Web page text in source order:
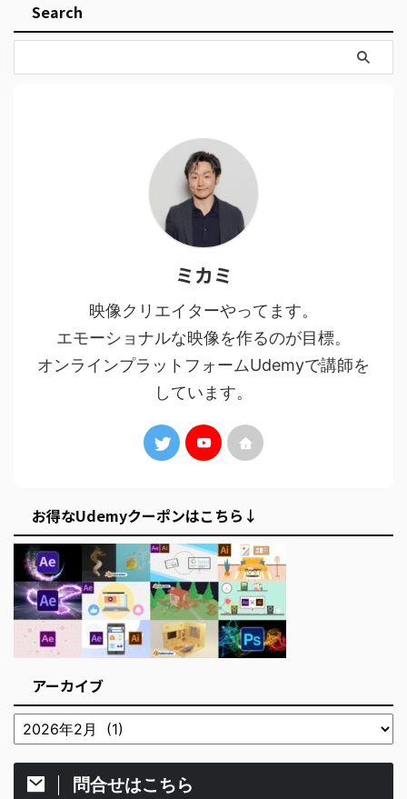
Search
ミカミ
映像クリエイターやってます。
エモーショナルな映像を作るのが目標。
オンラインプラットフォームUdemyで講師を
しています。
お得なUdemyクーポンはこちら↓
アーカイブ
問合せはこちら